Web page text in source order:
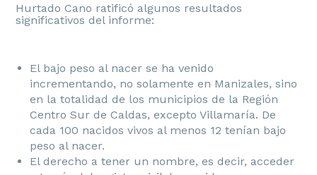
Hurtado Cano ratificó algunos resultados
significativos del informe:
El bajo peso al nacer se ha venido
incrementando, no solamente en Manizales, sino
en la totalidad de los municipios de la Región
Centro Sur de Caldas, excepto Villamaría. De
cada 100 nacidos vivos al menos 12 tenían bajo
peso al nacer.
El derecho a tener un nombre, es decir, acceder